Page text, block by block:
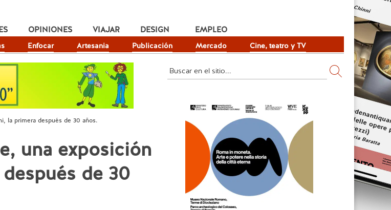
Enfocar Artesania Publicación Mercado Cine, teatro y TV
OPINIONES VIAJAR DESIGN EMPLEO
la primera después de 30 años.
una exposición
de 30